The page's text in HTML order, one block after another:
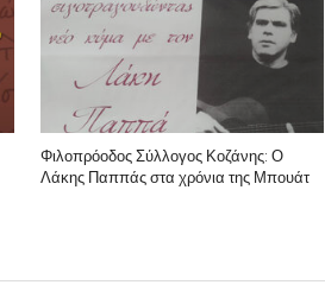
Φιλοπρόοδος Σύλλογος Κοζάνης: Ο
Λάκης Παππάς στα χρόνια της Μπουάτ